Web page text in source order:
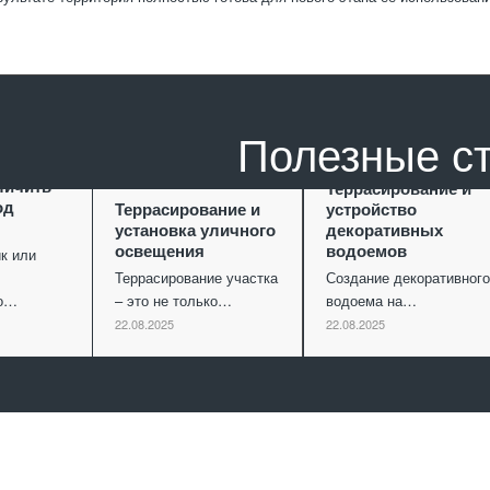
Полезные
или
Террасирование и
установка уличного
освещения
Террасирование участка
– это не только…
22.08.2025
Террасирование и
устройство
декоративных
водоемов
Создание декоративного
водоема на…
22.08.2025